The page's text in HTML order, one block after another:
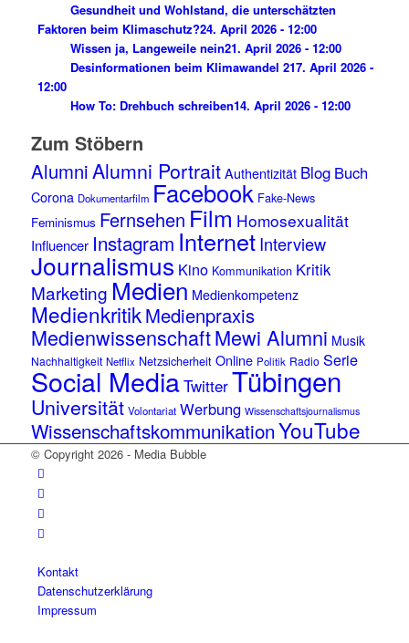
Gesundheit und Wohlstand, die unterschätzten
Faktoren beim Klimaschutz?24. April 2026 - 12:00
Wissen ja, Langeweile nein21. April 2026 - 12:00
Desinformationen beim Klimawandel 217. April 2026 -
12:00
How To: Drehbuch schreiben14. April 2026 - 12:00
Zum Stöbern
AlumniAlumni Portrait Authentizität Blog Buch
Corona Dokumentarfilm Facebook Fake-News
Feminismus Fernsehen Film Homosexualität
Influencer Instagram Internet Interview
Journalismus Kino Kommunikation Kritik
Marketing Medien Medienkompetenz
MedienkritikMedienpraxis
MedienwissenschaftMewi Alumni Musik
Nachhaltigkeit Netflix Netzsicherheit Online Politik Radio Serie
Social MediaTwitterTübingen
Universität Volontariat Werbung Wissenschaftsjournalismus
WissenschaftskommunikationYouTube
© Copyright 2026 - Media Bubble
Kontakt
Datenschutzerklärung
Impressum